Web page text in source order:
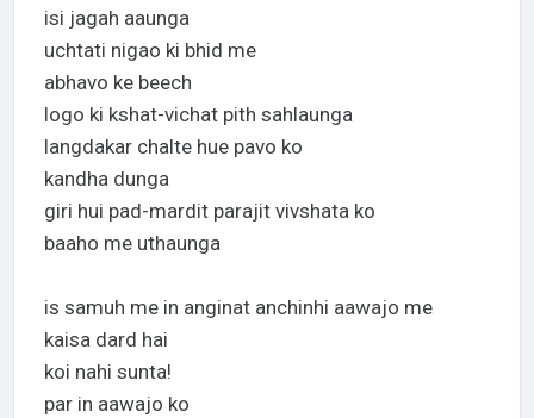
isi jagah aaunga
uchtati nigao ki bhid me
abhavo ke beech
logo ki kshat-vichat pith sahlaunga
langdakar chalte hue pavo ko
kandha dunga
giri hui pad-mardit parajit vivshata ko
baaho me uthaunga
is samuh me in anginat anchinhi aawajo me
kaisa dard hai
koi nahi sunta!
par in aawajo ko